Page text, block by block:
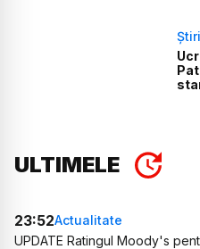
ULTIMELE
23:52Actualitate
UPDATE Ratingul Moody's